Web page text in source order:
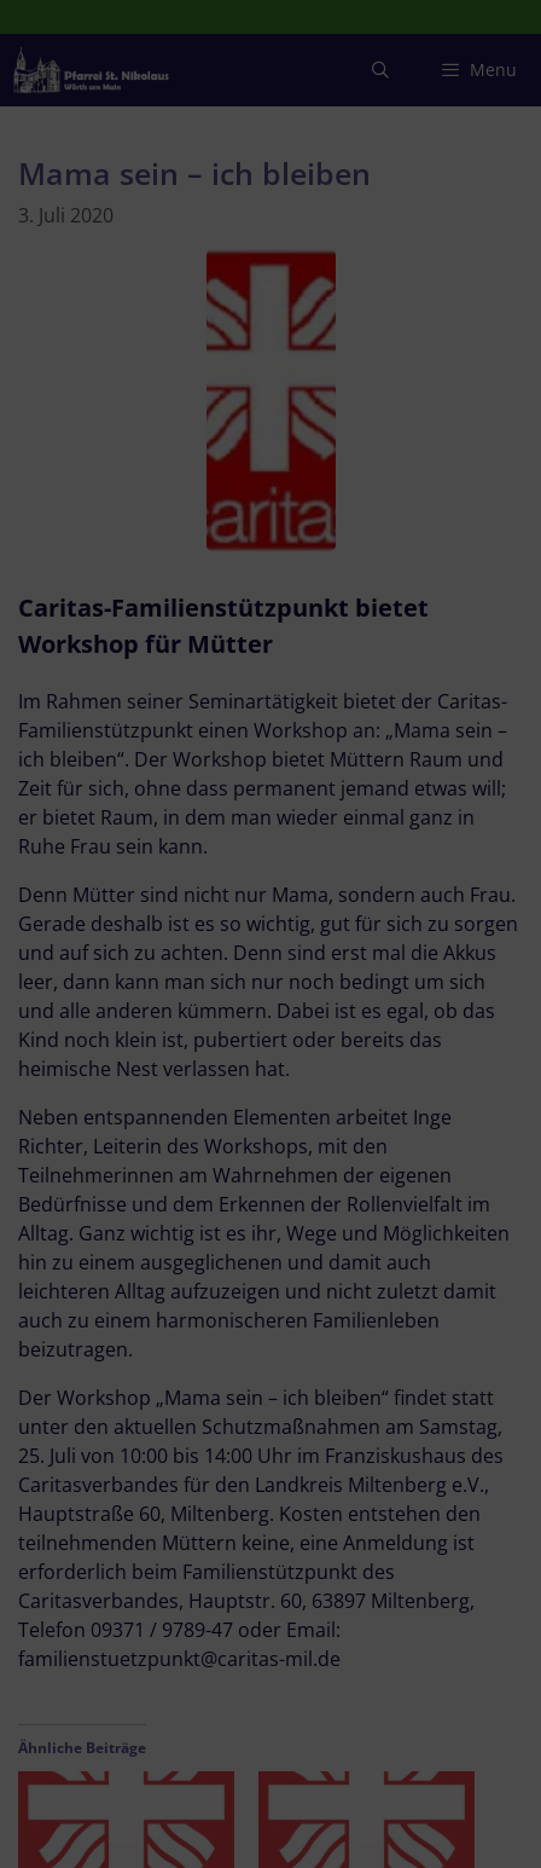
Inhalt
springen
Menu
Mama sein – ich bleiben
3. Juli 2020
Caritas-Familienstützpunkt bietet
Workshop für Mütter
Im Rahmen seiner Seminartätigkeit bietet der Caritas-
Familienstützpunkt einen Workshop an: „Mama sein –
ich bleiben“. Der Workshop bietet Müttern Raum und
Zeit für sich, ohne dass permanent jemand etwas will;
er bietet Raum, in dem man wieder einmal ganz in
Ruhe Frau sein kann.
Denn Mütter sind nicht nur Mama, sondern auch Frau.
Gerade deshalb ist es so wichtig, gut für sich zu sorgen
und auf sich zu achten. Denn sind erst mal die Akkus
leer, dann kann man sich nur noch bedingt um sich
und alle anderen kümmern. Dabei ist es egal, ob das
Kind noch klein ist, pubertiert oder bereits das
heimische Nest verlassen hat.
Neben entspannenden Elementen arbeitet Inge
Richter, Leiterin des Workshops, mit den
Teilnehmerinnen am Wahrnehmen der eigenen
Bedürfnisse und dem Erkennen der Rollenvielfalt im
Alltag. Ganz wichtig ist es ihr, Wege und Möglichkeiten
hin zu einem ausgeglichenen und damit auch
leichteren Alltag aufzuzeigen und nicht zuletzt damit
auch zu einem harmonischeren Familienleben
beizutragen.
Der Workshop „Mama sein – ich bleiben“ findet statt
unter den aktuellen Schutzmaßnahmen am Samstag,
25. Juli von 10:00 bis 14:00 Uhr im Franziskushaus des
Caritasverbandes für den Landkreis Miltenberg e.V.,
Hauptstraße 60, Miltenberg. Kosten entstehen den
teilnehmenden Müttern keine, eine Anmeldung ist
erforderlich beim Familienstützpunkt des
Caritasverbandes, Hauptstr. 60, 63897 Miltenberg,
Telefon 09371 / 9789-47 oder Email:
familienstuetzpunkt@caritas-mil.de
Ähnliche Beiträge